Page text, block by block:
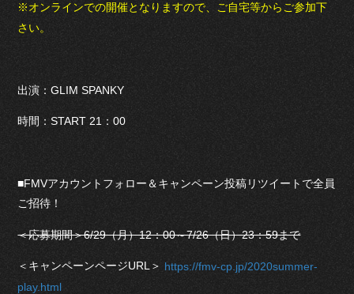
※オンラインでの開催となりますので、ご自宅等からご参加下
さい。
出演：GLIM SPANKY
時間：START 21：00
■FMVアカウントフォロー＆キャンペーン投稿リツイートで全員
ご招待！
＜応募期間＞6/29（月）12：00～7/26（日）23：59まで
＜キャンペーンページURL＞ https://fmv-cp.jp/2020summer-
play.html